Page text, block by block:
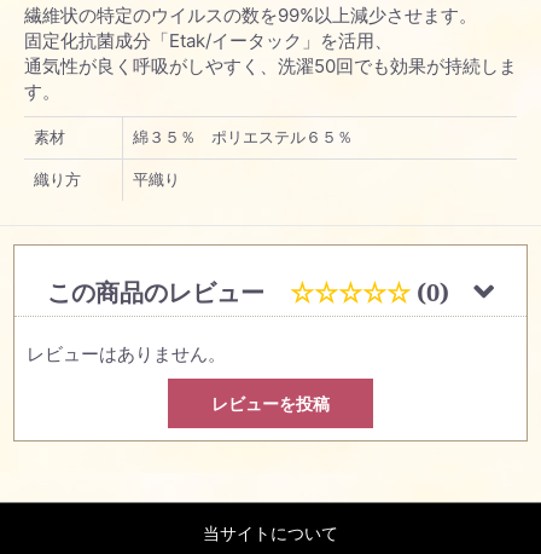
繊維状の特定のウイルスの数を99%以上減少させます。
固定化抗菌成分「Etak/イータック」を活用、
通気性が良く呼吸がしやすく、洗濯50回でも効果が持続しま
す。
素材 綿３５％ ポリエステル６５％
織り方 平織り
この商品のレビュー ☆☆☆☆☆ (0)
レビューはありません。
レビューを投稿
当サイトについて